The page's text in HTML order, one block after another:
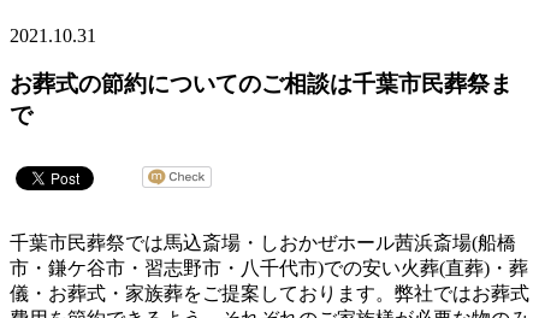
2021.10.31
お葬式の節約についてのご相談は千葉市民葬祭ま
で
千葉市民葬祭では馬込斎場・しおかぜホール茜浜斎場(船橋
市・鎌ケ谷市・習志野市・八千代市)での安い火葬(直葬)・葬
儀・お葬式・家族葬をご提案しております。弊社ではお葬式